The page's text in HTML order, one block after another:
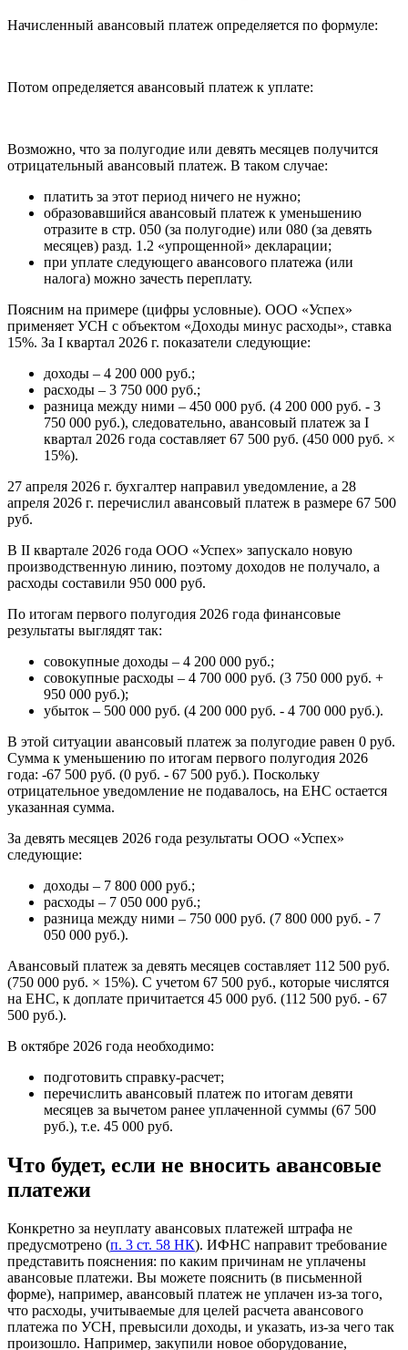
Начисленный авансовый платеж определяется по формуле:
Потом определяется авансовый платеж к уплате:
Возможно, что за полугодие или девять месяцев получится
отрицательный авансовый платеж. В таком случае:
платить за этот период ничего не нужно;
образовавшийся авансовый платеж к уменьшению
отразите в стр. 050 (за полугодие) или 080 (за девять
месяцев) разд. 1.2 «упрощенной» декларации;
при уплате следующего авансового платежа (или
налога) можно зачесть переплату.
Поясним на примере (цифры условные). ООО «Успех»
применяет УСН с объектом «Доходы минус расходы», ставка
15%. За I квартал 2026 г. показатели следующие:
доходы – 4 200 000 руб.;
расходы – 3 750 000 руб.;
разница между ними – 450 000 руб. (4 200 000 руб. - 3
750 000 руб.), следовательно, авансовый платеж за I
квартал 2026 года составляет 67 500 руб. (450 000 руб. ×
15%).
27 апреля 2026 г. бухгалтер направил уведомление, а 28
апреля 2026 г. перечислил авансовый платеж в размере 67 500
руб.
В II квартале 2026 года ООО «Успех» запускало новую
производственную линию, поэтому доходов не получало, а
расходы составили 950 000 руб.
По итогам первого полугодия 2026 года финансовые
результаты выглядят так:
совокупные доходы – 4 200 000 руб.;
совокупные расходы – 4 700 000 руб. (3 750 000 руб. +
950 000 руб.);
убыток – 500 000 руб. (4 200 000 руб. - 4 700 000 руб.).
В этой ситуации авансовый платеж за полугодие равен 0 руб.
Сумма к уменьшению по итогам первого полугодия 2026
года: -67 500 руб. (0 руб. - 67 500 руб.). Поскольку
отрицательное уведомление не подавалось, на ЕНС остается
указанная сумма.
За девять месяцев 2026 года результаты ООО «Успех»
следующие:
доходы – 7 800 000 руб.;
расходы – 7 050 000 руб.;
разница между ними – 750 000 руб. (7 800 000 руб. - 7
050 000 руб.).
Авансовый платеж за девять месяцев составляет 112 500 руб.
(750 000 руб. × 15%). С учетом 67 500 руб., которые числятся
на ЕНС, к доплате причитается 45 000 руб. (112 500 руб. - 67
500 руб.).
В октябре 2026 года необходимо:
подготовить справку-расчет;
перечислить авансовый платеж по итогам девяти
месяцев за вычетом ранее уплаченной суммы (67 500
руб.), т.е. 45 000 руб.
Что будет, если не вносить авансовые
платежи
Конкретно за неуплату авансовых платежей штрафа не
предусмотрено (п. 3 ст. 58 НК). ИФНС направит требование
представить пояснения: по каким причинам не уплачены
авансовые платежи. Вы можете пояснить (в письменной
форме), например, авансовый платеж не уплачен из-за того,
что расходы, учитываемые для целей расчета авансового
платежа по УСН, превысили доходы, и указать, из-за чего так
произошло. Например, закупили новое оборудование,